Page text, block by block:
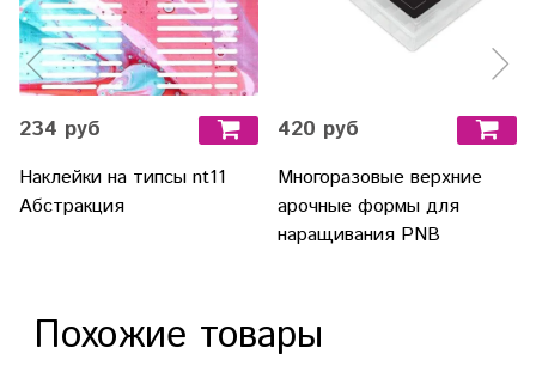
234 руб
Наклейки на типсы nt11
Абстракция
420 руб
Многоразовые верхние
арочные формы для
наращивания PNB
Похожие товары